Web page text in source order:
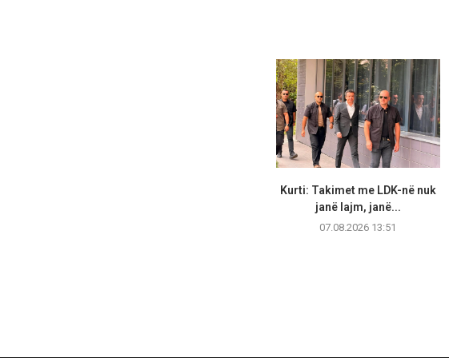
Kurti: Takimet me LDK-në nuk
janë lajm, janë...
07.08.2026 13:51